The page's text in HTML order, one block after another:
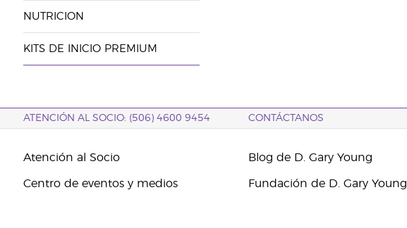
NUTRICION
KITS DE INICIO PREMIUM
ATENCIÓN AL SOCIO: (506) 4600 9454 CONTÁCTANOS
Atención al Socio
Centro de eventos y medios
Blog de D. Gary Young
Fundación de D. Gary Young